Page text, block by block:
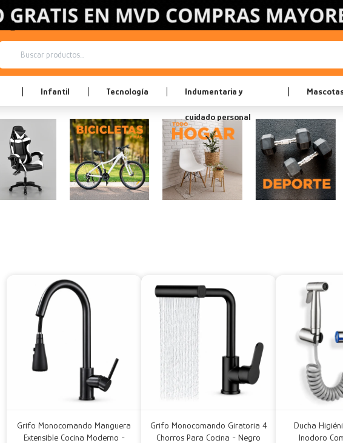
Infantil Tecnología Indumentaria y
cuidado personal
Grifo Monocomando Manguera
Extensible Cocina Moderno -
Grifo Monocomando Giratoria 4
Chorros Para Cocina - Negro
Ducha
Inodoro